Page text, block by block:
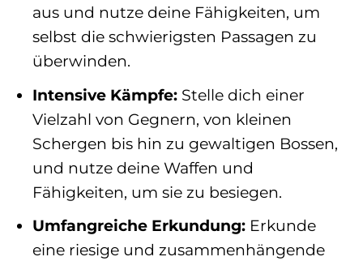
aus und nutze deine Fähigkeiten, um
selbst die schwierigsten Passagen zu
überwinden.
Intensive Kämpfe:Stelle dich einer
Vielzahl von Gegnern, von kleinen
Schergen bis hin zu gewaltigen Bossen,
und nutze deine Waffen und
Fähigkeiten, um sie zu besiegen.
Umfangreiche Erkundung:Erkunde
eine riesige und zusammenhängende